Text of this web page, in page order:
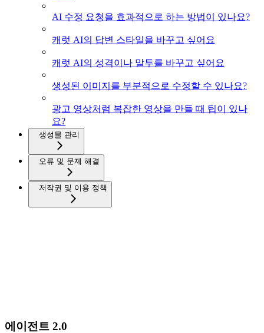
AI 수정 요청을 효과적으로 하는 방법이 있나요?
캐럿 AI의 답변 스타일을 바꾸고 싶어요
캐럿 AI의 성격이나 말투를 바꾸고 싶어요
생성된 이미지를 부분적으로 수정할 수 있나요?
광고 영상처럼 복잡한 영상을 만들 때 팁이 있나
요?
생성물 관리
오류 및 문제 해결
저작권 및 이용 정책
에이전트 2.0